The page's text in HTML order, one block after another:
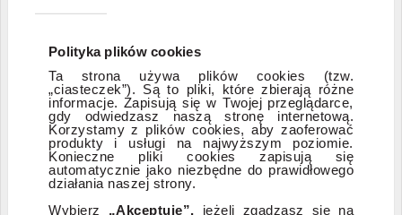
Polityka plików cookies
Ta strona używa plików cookies (tzw.
„ciasteczek”). Są to pliki, które zbierają różne
informacje. Zapisują się w Twojej przeglądarce,
gdy odwiedzasz naszą stronę internetową.
Korzystamy z plików cookies, aby zaoferować
produkty i usługi na najwyższym poziomie.
Konieczne pliki cookies zapisują się
automatycznie jako niezbędne do prawidłowego
działania naszej strony.
Wybierz „Akceptuję”, jeżeli zgadzasz się na
Zastrzeżenia prawne
ESG